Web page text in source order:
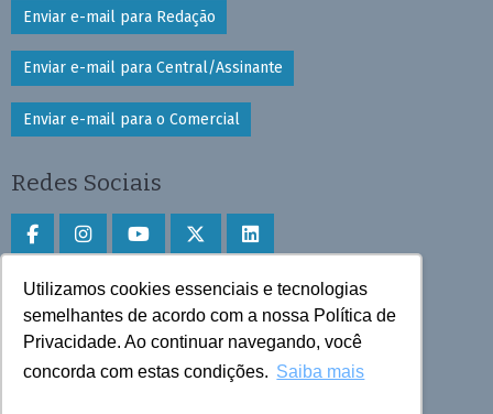
Utilizamos cookies essenciais e tecnologias
semelhantes de acordo com a nossa Política de
Privacidade. Ao continuar navegando, você
concorda com estas condições. Saiba mais
Enviar e-mail para Redação
Enviar e-mail para Central/Assinante
Enviar e-mail para o Comercial
Redes Sociais
Faça download do aplicativo
Play Store e App Store